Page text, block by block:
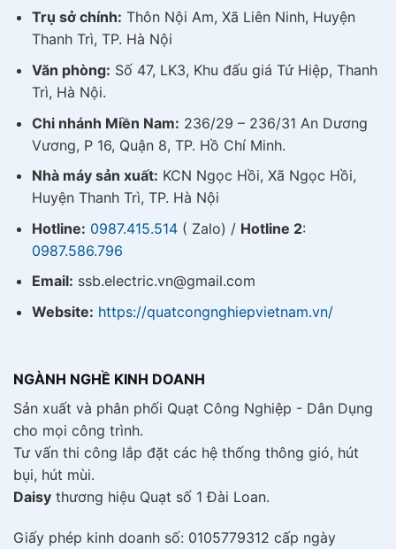
Trụ sở chính: Thôn Nội Am, Xã Liên Ninh, Huyện
Thanh Trì, TP. Hà Nội
Văn phòng: Số 47, LK3, Khu đấu giá Tứ Hiệp, Thanh
Trì, Hà Nội.
Chi nhánh Miền Nam: 236/29 – 236/31 An Dương
Vương, P 16, Quận 8, TP. Hồ Chí Minh.
Nhà máy sản xuất: KCN Ngọc Hồi, Xã Ngọc Hồi,
Huyện Thanh Trì, TP. Hà Nội
Hotline: 0987.415.514( Zalo) / Hotline 2:
0987.586.796
Email: ssb.electric.vn@gmail.com
Website: https://quatcongnghiepvietnam.vn/
NGÀNH NGHỀ KINH DOANH
Sản xuất và phân phối Quạt Công Nghiệp - Dân Dụng
cho mọi công trình.
Tư vấn thi công lắp đặt các hệ thống thông gió, hút
bụi, hút mùi.
Daisy thương hiệu Quạt số 1 Đài Loan.
Giấy phép kinh doanh số: 0105779312 cấp ngày